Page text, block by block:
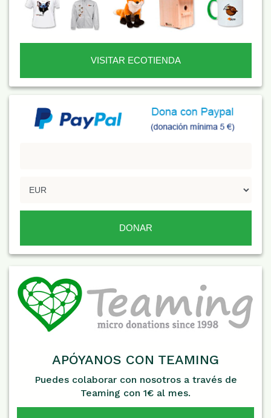
VISITAR ECOTIENDA
APÓYANOS CON TEAMING
Puedes colaborar con nosotros a través de
Teaming con 1€ al mes.